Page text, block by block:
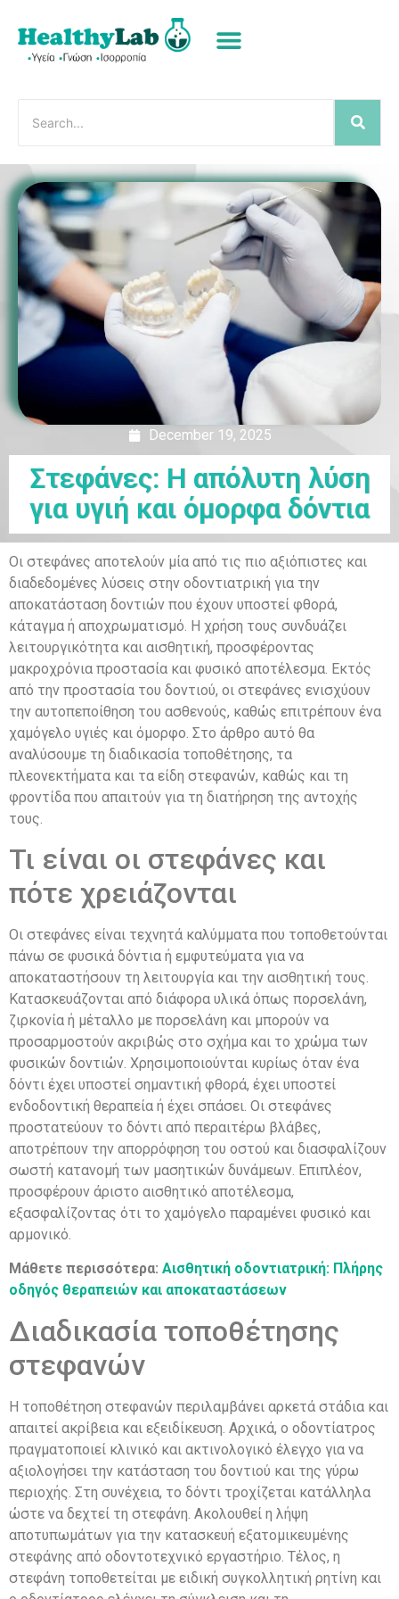
December 19, 2025
Στεφάνες: Η απόλυτη λύση
για υγιή και όμορφα δόντια
Οι στεφάνες αποτελούν μία από τις πιο αξιόπιστες και
διαδεδομένες λύσεις στην οδοντιατρική για την
αποκατάσταση δοντιών που έχουν υποστεί φθορά,
κάταγμα ή αποχρωματισμό. Η χρήση τους συνδυάζει
λειτουργικότητα και αισθητική, προσφέροντας
μακροχρόνια προστασία και φυσικό αποτέλεσμα. Εκτός
από την προστασία του δοντιού, οι στεφάνες ενισχύουν
την αυτοπεποίθηση του ασθενούς, καθώς επιτρέπουν ένα
χαμόγελο υγιές και όμορφο. Στο άρθρο αυτό θα
αναλύσουμε τη διαδικασία τοποθέτησης, τα
πλεονεκτήματα και τα είδη στεφανών, καθώς και τη
φροντίδα που απαιτούν για τη διατήρηση της αντοχής
τους.
Τι είναι οι στεφάνες και
πότε χρειάζονται
Οι στεφάνες είναι τεχνητά καλύμματα που τοποθετούνται
πάνω σε φυσικά δόντια ή εμφυτεύματα για να
αποκαταστήσουν τη λειτουργία και την αισθητική τους.
Κατασκευάζονται από διάφορα υλικά όπως πορσελάνη,
ζιρκονία ή μέταλλο με πορσελάνη και μπορούν να
προσαρμοστούν ακριβώς στο σχήμα και το χρώμα των
φυσικών δοντιών. Χρησιμοποιούνται κυρίως όταν ένα
δόντι έχει υποστεί σημαντική φθορά, έχει υποστεί
ενδοδοντική θεραπεία ή έχει σπάσει. Οι στεφάνες
προστατεύουν το δόντι από περαιτέρω βλάβες,
αποτρέπουν την απορρόφηση του οστού και διασφαλίζουν
σωστή κατανομή των μασητικών δυνάμεων. Επιπλέον,
προσφέρουν άριστο αισθητικό αποτέλεσμα,
εξασφαλίζοντας ότι το χαμόγελο παραμένει φυσικό και
αρμονικό.
Μάθετε περισσότερα: Αισθητική οδοντιατρική: Πλήρης
οδηγός θεραπειών και αποκαταστάσεων
Διαδικασία τοποθέτησης
στεφανών
Η τοποθέτηση στεφανών περιλαμβάνει αρκετά στάδια και
απαιτεί ακρίβεια και εξειδίκευση. Αρχικά, ο οδοντίατρος
πραγματοποιεί κλινικό και ακτινολογικό έλεγχο για να
αξιολογήσει την κατάσταση του δοντιού και της γύρω
περιοχής. Στη συνέχεια, το δόντι τροχίζεται κατάλληλα
ώστε να δεχτεί τη στεφάνη. Ακολουθεί η λήψη
αποτυπωμάτων για την κατασκευή εξατομικευμένης
στεφάνης από οδοντοτεχνικό εργαστήριο. Τέλος, η
στεφάνη τοποθετείται με ειδική συγκολλητική ρητίνη και